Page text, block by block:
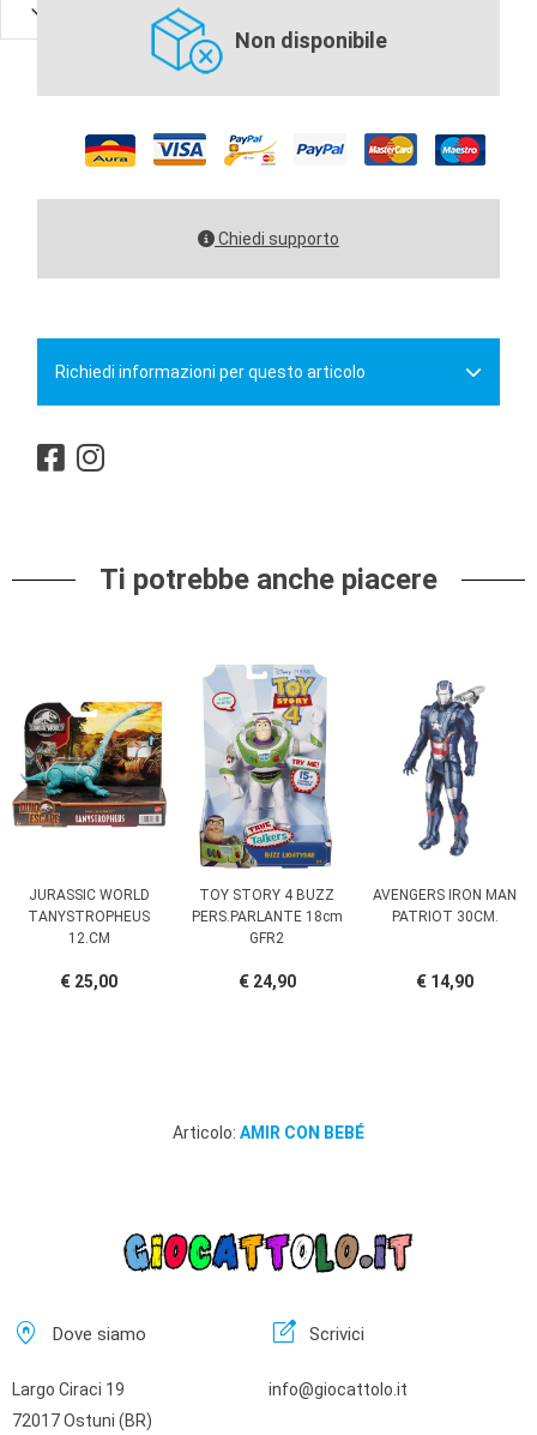
Non disponibile
Chiedi supporto
Richiedi informazioni per questo articolo
Ti potrebbe anche piacere
JURASSIC WORLD
TANYSTROPHEUS
12.CM
€ 25,00
TOY STORY 4 BUZZ
PERS.PARLANTE 18cm
GFR2
€ 24,90
AVENGERS IRON MAN
PATRIOT 30CM.
€ 14,90
Articolo: AMIR CON BEBÉ
home_pin Dove siamo
Largo Ciraci 19
72017 Ostuni (BR)
edit_square Scrivici
info@giocattolo.it